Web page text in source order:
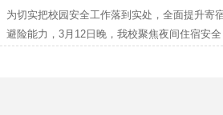
为切实把校园安全工作落到实处，全面提升寄
避险能力，3月12日晚，我校聚焦夜间住宿安